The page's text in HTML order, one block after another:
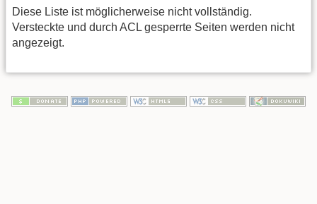
Diese Liste ist möglicherweise nicht vollständig.
Versteckte und durch ACL gesperrte Seiten werden nicht
angezeigt.